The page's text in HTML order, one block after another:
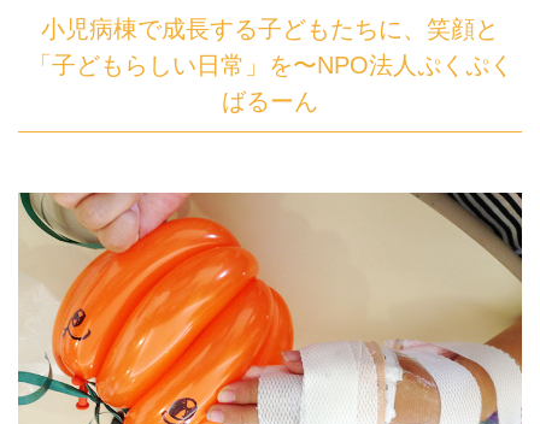
小児病棟で成長する子どもたちに、笑顔と
「子どもらしい日常」を〜NPO法人ぷくぷく
ばるーん